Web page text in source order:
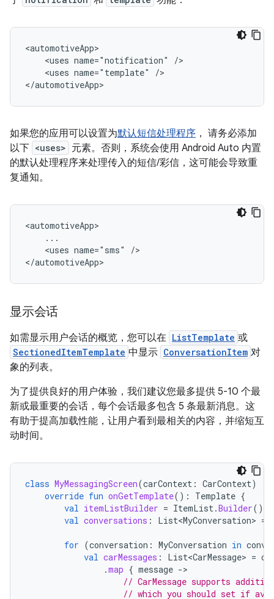
<uses name="notification"
<uses name="template"
/>
如果您的应用可以设置为默认短信处理程序 ， 请务必添加
以下 <uses> 元素。否则，系统会使用 Android Auto 内置
的默认处理程序来处理传入的短信/彩信，这可能会导致重
复通知。
<uses name="sms"
/>
显示会话
如需显示用户会话的概览，您可以在 ListTemplate 或
SectionedItemTemplate 中显示 ConversationItem 对
象的列表。
为了提供良好的用户体验，我们建议您最多提供 5-10 个最
新或最重要的会话，每个会话最多包含 5 条最新消息。这
有助于提高加载性能，让用户看到最相关的内容，并缩短互
动时间。
class MyMessagingScreen(carContext : CarContext)
override fun onGetTemplate(): Template {
val itemListBuilder = ItemList.Builder()
val conversations : List<MyConversation> =
for (conversation : MyConversation in
val carMessages : List<CarMessage> =
.map { message -
// CarMessage supports
// which you should set if